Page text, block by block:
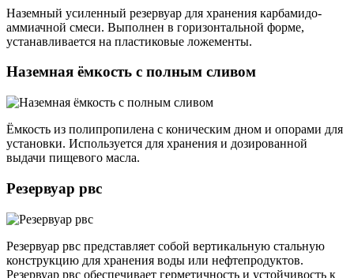
Наземный усиленный резервуар для хранения карбамидо-
аммиачной смеси. Выполнен в горизонтальной форме,
устанавливается на пластиковые ложементы.
Наземная ёмкость с полным сливом
Ёмкость из полипропилена с коническим дном и опорами для
установки. Используется для хранения и дозированной
выдачи пищевого масла.
Резервуар рвс
Резервуар рвс представляет собой вертикальную стальную
конструкцию для хранения воды или нефтепродуктов.
Резервуар рвс обеспечивает герметичность и устойчивость к